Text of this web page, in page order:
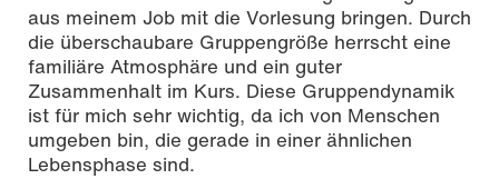
aus meinem Job mit die Vorlesung bringen. Durch
die überschaubare Gruppengröße herrscht eine
familiäre Atmosphäre und ein guter
Zusammenhalt im Kurs. Diese Gruppendynamik
ist für mich sehr wichtig, da ich von Menschen
umgeben bin, die gerade in einer ähnlichen
Lebensphase sind.